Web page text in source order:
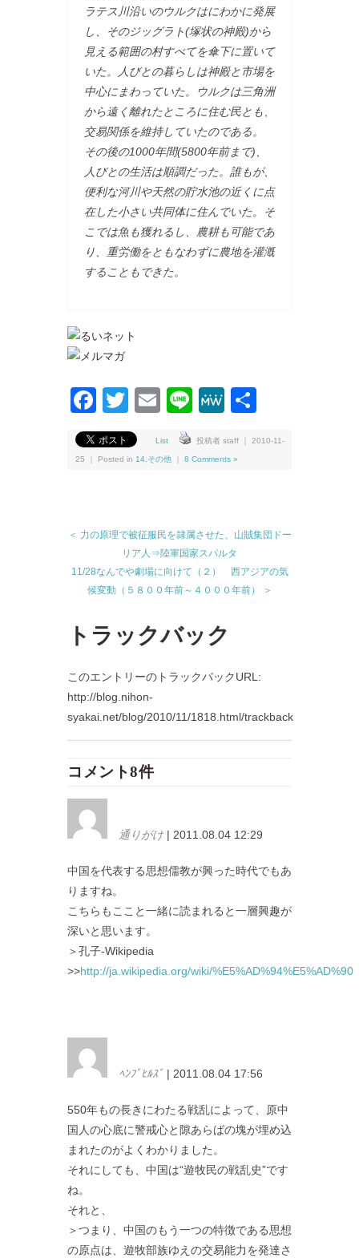
ラテス川沿いのウルクはにわかに発展
し、そのジッグラト(塚状の神殿)から
見える範囲の村すべてを傘下に置いて
いた。人びとの暮らしは神殿と市場を
中心にまわっていた。ウルクは三角洲
から遠く離れたところに住む民とも、
交易関係を維持していたのである。
その後の1000年間(5800年前まで)、
人びとの生活は順調だった。誰もが、
便利な河川や天然の貯水池の近くに点
在した小さい共同体に住んでいた。そ
こでは魚も獲れるし、農耕も可能であ
り、重労働をともなわずに農地を灌漑
することもできた。
Facebook
Twitter
EmailLineMeWe
List 投稿者 staff ｜ 2010-11-
25 ｜ Posted in 14.その他 8 Comments »
＜ 力の原理で被征服民を隷属させた、山賊集団ドー
リア人⇒陸軍国家スパルタ
11/28なんでや劇場に向けて（２） 西アジアの気
候変動（５８００年前～４０００年前） ＞
トラックバック
このエントリーのトラックバックURL:
http://blog.nihon-
syakai.net/blog/2010/11/1818.html/trackback
コメント8件
通りがけ| 2011.08.04 12:29
中国を代表する思想儒教が興った時代でもあ
りますね。
こちらもここと一緒に読まれると一層興趣が
深いと思います。
＞孔子-Wikipedia
>>http://ja.wikipedia.org/wiki/%E5%AD%94%E5%AD%90
ﾍﾝﾌﾟﾋﾙｽﾞ | 2011.08.04 17:56
550年もの長きにわたる戦乱によって、原中
国人の心底に警戒心と隙あらばの塊が埋め込
まれたのがよくわかりました。
それにしても、中国は“遊牧民の戦乱史”です
ね。
それと、
＞つまり、中国のもう一つの特徴である思想
の原点は、遊牧部族ゆえの交易能力を発達さ